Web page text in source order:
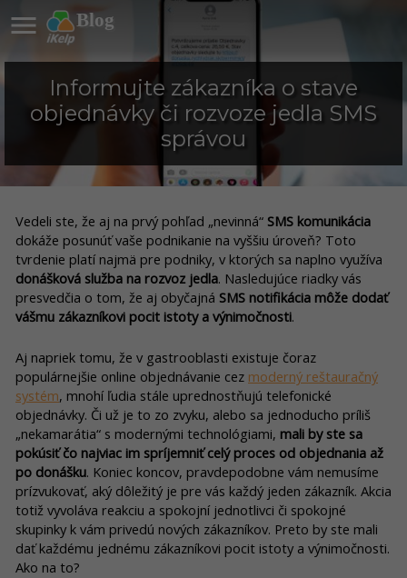
Blog

Informujte zákazníka o stave
objednávky či rozvoze jedla SMS
správou
Vedeli ste, že aj na prvý pohľad „nevinná“ SMS komunikácia
dokáže posunúť vaše podnikanie na vyššiu úroveň? Toto
tvrdenie platí najmä pre podniky, v ktorých sa naplno využíva
donášková služba na rozvoz jedla. Nasledujúce riadky vás
presvedčia o tom, že aj obyčajná SMS notifikácia môže dodať
vášmu zákazníkovi pocit istoty a výnimočnosti.
Aj napriek tomu, že v gastrooblasti existuje čoraz
populárnejšie online objednávanie cez moderný reštauračný
systém, mnohí ľudia stále uprednostňujú telefonické
objednávky. Či už je to zo zvyku, alebo sa jednoducho príliš
„nekamarátia“ s modernými technológiami, mali by ste sa
pokúsiť čo najviac im spríjemniť celý proces od objednania až
po donášku. Koniec koncov, pravdepodobne vám nemusíme
prízvukovať, aký dôležitý je pre vás každý jeden zákazník. Akcia
totiž vyvoláva reakciu a spokojní jednotlivci či spokojné
skupinky k vám privedú nových zákazníkov. Preto by ste mali
dať každému jednému zákazníkovi pocit istoty a výnimočnosti.
Ako na to?